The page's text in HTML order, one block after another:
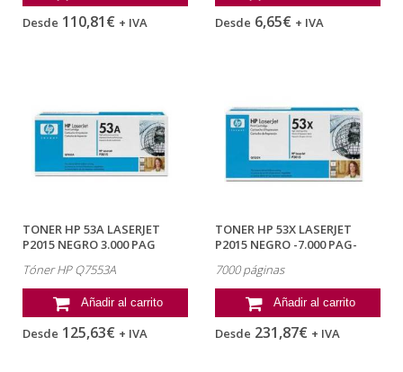
Desde 110,81€ + IVA Desde 6,65€ + IVA
TONER HP 53A LASERJET
P2015 NEGRO 3.000 PAG
Tóner HP Q7553A
Añadir al carrito
Desde 125,63€ + IVA
TONER HP 53X LASERJET
P2015 NEGRO -7.000 PAG-
7000 páginas
Añadir al carrito
Desde 231,87€ + IVA